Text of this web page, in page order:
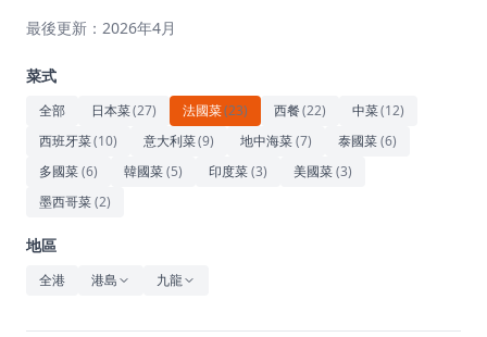
藝術文化
休閒
音樂
最後更新：2026年4月
菜式
全部 日本菜(27) 法國菜(23) 西餐(22) 中菜(12)
西班牙菜(10) 意大利菜(9) 地中海菜(7) 泰國菜(6)
多國菜(6) 韓國菜(5) 印度菜(3) 美國菜(3)
墨西哥菜(2)
地區
全港 港島 九龍